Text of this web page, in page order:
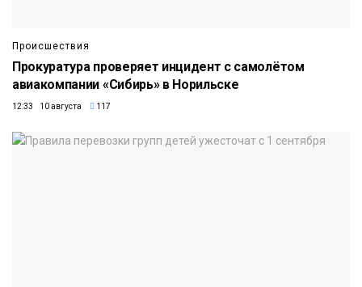
Происшествия
Прокуратура проверяет инцидент с самолётом
авиакомпании «Сибирь» в Норильске
12:33 10 августа 117